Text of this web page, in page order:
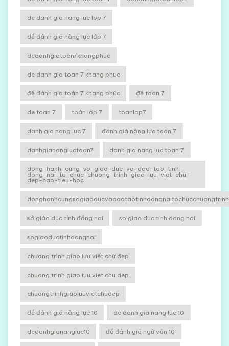
de danh gia nang luc lop 7
đề đánh giá năng lực lớp 7
dedanhgiatoan7khangphuc
de danh gia toan 7 khang phuc
đề đánh giá toán 7 khang phúc đề toán 7
de toan 7 toán lớp 7 toanlop7
danh gia nang luc 7 đánh giá năng lực toán 7
danhgianangluctoan7 danh gia nang luc toan 7
dong-hanh-cung-so-giao-duc-va-dao-tao-tinh-
dong-nai-to-chuc-chuong-trinh-giao-luu-viet-chu-
dep-cap-tieu-hoc
sở giáo dục tỉnh đồng nai so giao duc tinh dong nai
sogiaoductinhdongnai
chương trình giao lưu viết chữ đẹp
chuong trinh giao luu viet chu dep
chuongtrinhgiaoluuvietchudep
đề đánh giá năng lực 10 de danh gia nang luc 10
dedanhgianangluc10 đề đánh giá ngữ văn 10